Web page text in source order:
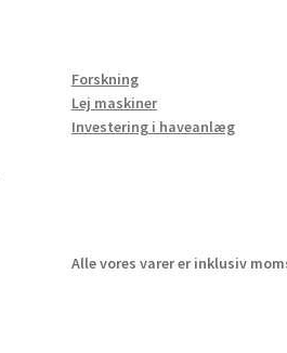
Forskning
Lej maskiner
Investering i haveanlæg
Alle vores varer er inklusiv